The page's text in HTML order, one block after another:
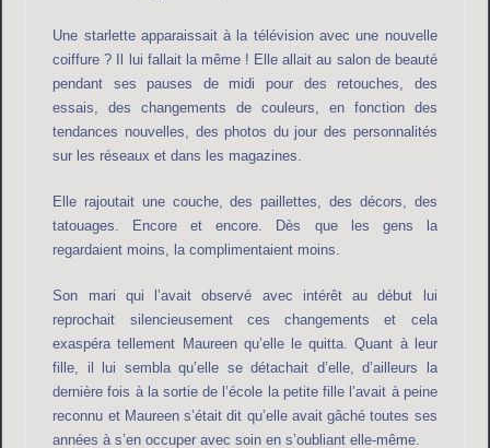
Une starlette apparaissait à la télévision avec une nouvelle
coiffure ? Il lui fallait la même ! Elle allait au salon de beauté
pendant ses pauses de midi pour des retouches, des
essais, des changements de couleurs, en fonction des
tendances nouvelles, des photos du jour des personnalités
sur les réseaux et dans les magazines.
Elle rajoutait une couche, des paillettes, des décors, des
tatouages. Encore et encore. Dès que les gens la
regardaient moins, la complimentaient moins.
Son mari qui l’avait observé avec intérêt au début lui
reprochait silencieusement ces changements et cela
exaspéra tellement Maureen qu’elle le quitta. Quant à leur
fille, il lui sembla qu’elle se détachait d’elle, d’ailleurs la
dernière fois à la sortie de l’école la petite fille l’avait à peine
reconnu et Maureen s’était dit qu’elle avait gâché toutes ses
années à s’en occuper avec soin en s’oubliant elle-même.